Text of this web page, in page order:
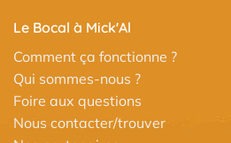
Le Bocal à Mick'Al
Comment ça fonctionne ?
Qui sommes-nous ?
Foire aux questions
Nous contacter/trouver